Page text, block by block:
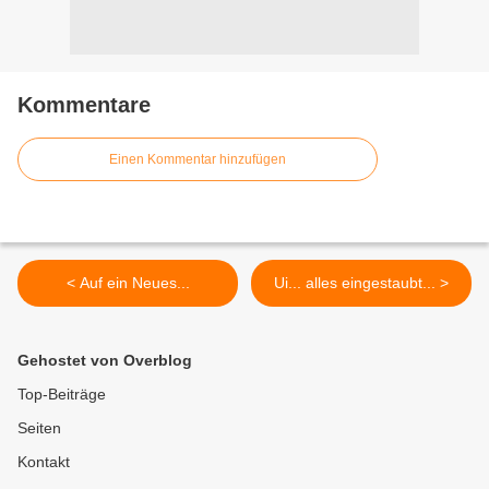
Kommentare
Einen Kommentar hinzufügen
< Auf ein Neues... Ui... alles eingestaubt... >
Gehostet von Overblog
Top-Beiträge
Seiten
Kontakt